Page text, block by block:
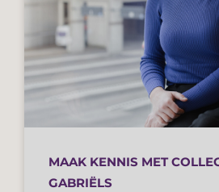
MAAK KENNIS MET
GABRIËLS